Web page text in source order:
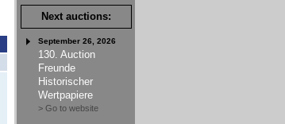
Next auctions:
September 26, 2026
130. Auction
Freunde
Historischer
Wertpapiere
> Go to website